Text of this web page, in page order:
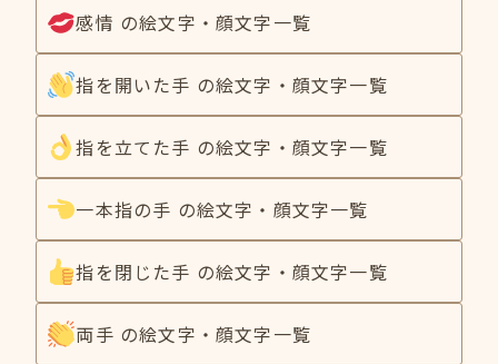
感情 の絵文字・顔文字一覧
指を開いた手 の絵文字・顔文字一覧
指を立てた手 の絵文字・顔文字一覧
一本指の手 の絵文字・顔文字一覧
指を閉じた手 の絵文字・顔文字一覧
両手 の絵文字・顔文字一覧